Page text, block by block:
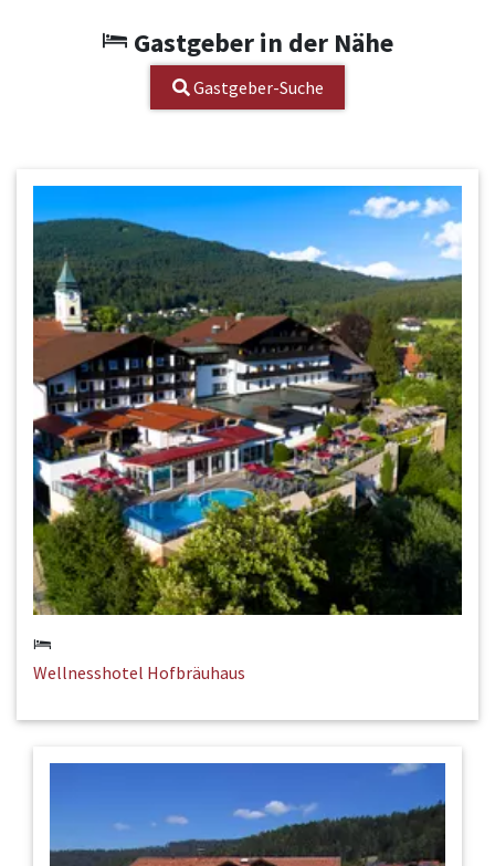
Gastgeber in der Nähe
Gastgeber-Suche
Wellnesshotel Hofbräuhaus